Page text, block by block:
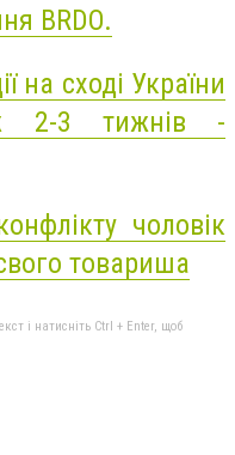
BRDO.
на сході України
2-3 тижнів -
чоловік
товариша
і натисніть Ctrl + Enter, щоб